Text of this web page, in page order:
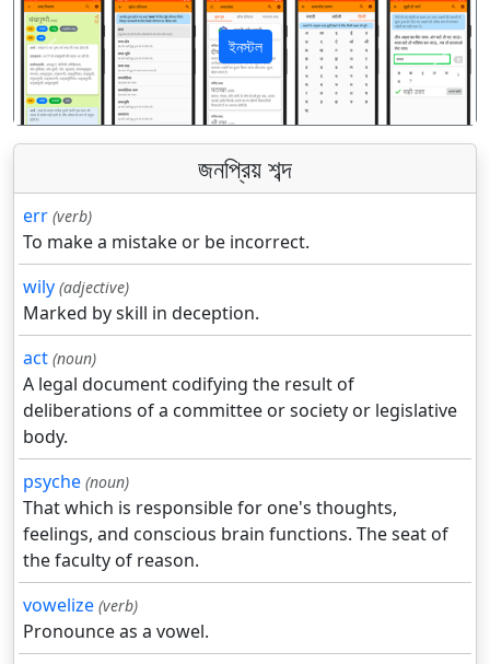
ইনস্টল
पिछला अगला
জনপ্রিয় শব্দ
err (verb)
To make a mistake or be incorrect.
wily (adjective)
Marked by skill in deception.
act (noun)
A legal document codifying the result of
deliberations of a committee or society or legislative
body.
psyche (noun)
That which is responsible for one's thoughts,
feelings, and conscious brain functions. The seat of
the faculty of reason.
vowelize (verb)
Pronounce as a vowel.